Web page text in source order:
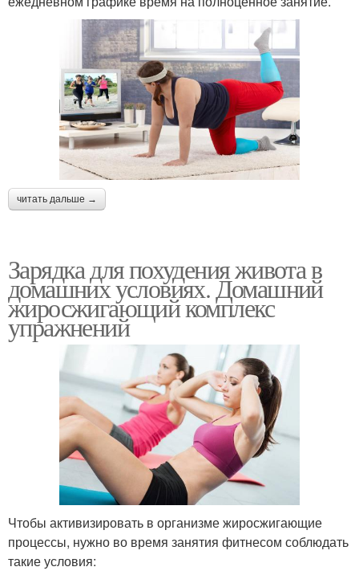
читать дальше →
Зарядка для похудения живота в
домашних условиях. Домашний
жиросжигающий комплекс
упражнений
Чтобы активизировать в организме жиросжигающие
процессы, нужно во время занятия фитнесом соблюдать
такие условия: